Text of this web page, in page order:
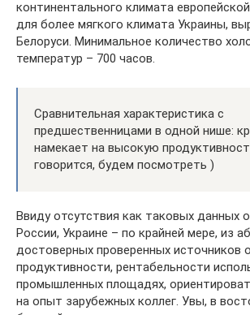
континентального климата
для более мягкого климата Украины,
Белоруси. Минимальное количество
температур – 700 часов.
Сравнительная характеристика с
предшественницами в одной нише:
намекает на высокую
говорится, будем посмотреть )
Ввиду отсутствия как таковых данных
России, Украине – по крайней мере, из
достоверных проверенных источников о
продуктивности, рентабельности
промышленных площадях,
на опыт зарубежных коллег. Увы, в